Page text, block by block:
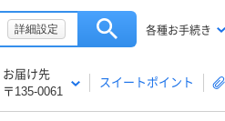
詳細設定 各種お手続き
お届け先
〒135-0061
スイートポイント